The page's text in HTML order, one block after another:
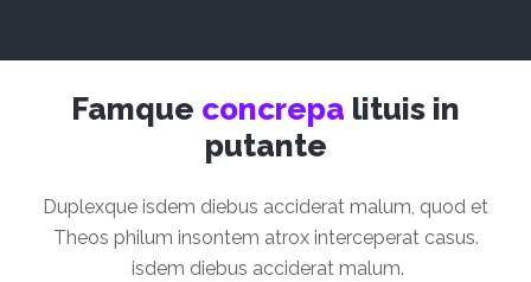
Famque concrepa lituis in
putante
Duplexque isdem diebus acciderat malum, quod et
Theos philum insontem atrox interceperat casus.
isdem diebus acciderat malum.